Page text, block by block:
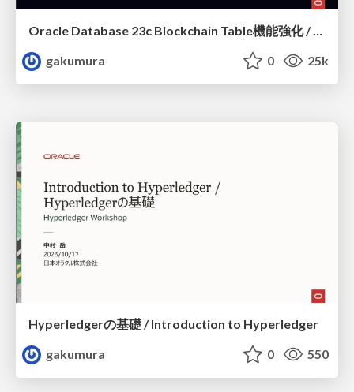
Oracle Database 23c Blockchain Table機能強化 / Oracle Database 23c Blockchain Table Enhancements
gakumura
0 25k
Hyperledgerの基礎 / Introduction to Hyperledger
gakumura
0 550